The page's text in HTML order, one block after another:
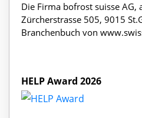
Die Firma bofrost suisse AG,
Zürcherstrasse 505, 9015
Branchenbuch von
HELP Award 2026